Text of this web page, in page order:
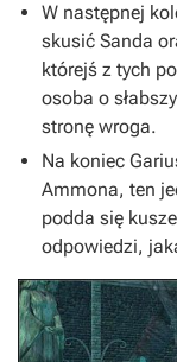
W następnej
skusić Sanda
którejś z tych
osoba o
stronę wroga.
Na koniec
Ammona, ten
podda się
odpowiedzi,